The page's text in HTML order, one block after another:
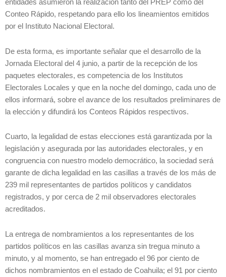
entidades asumieron la realización tanto del PREP como del
Conteo Rápido, respetando para ello los lineamientos emitidos
por el Instituto Nacional Electoral.
De esta forma, es importante señalar que el desarrollo de la
Jornada Electoral del 4 junio, a partir de la recepción de los
paquetes electorales, es competencia de los Institutos
Electorales Locales y que en la noche del domingo, cada uno de
ellos informará, sobre el avance de los resultados preliminares de
la elección y difundirá los Conteos Rápidos respectivos.
Cuarto, la legalidad de estas elecciones está garantizada por la
legislación y asegurada por las autoridades electorales, y en
congruencia con nuestro modelo democrático, la sociedad será
garante de dicha legalidad en las casillas a través de los más de
239 mil representantes de partidos políticos y candidatos
registrados, y por cerca de 2 mil observadores electorales
acreditados.
La entrega de nombramientos a los representantes de los
partidos políticos en las casillas avanza sin tregua minuto a
minuto, y al momento, se han entregado el 96 por ciento de
dichos nombramientos en el estado de Coahuila; el 91 por ciento